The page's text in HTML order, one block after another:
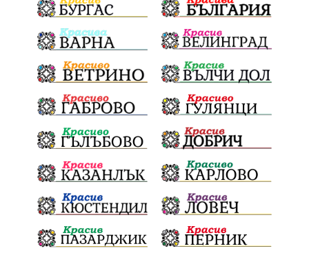
трафик НАП Сияна Акция Пешеходец
убийство археология замърсяване
Издирване заплахи Хераклея Синтика
обществена поръчка Украйна Измама Е79
престъпление Георги Динев Великден 2025
почит Актуално История
Конституционен съд ВиК Стефан Апостолов
Радослав Ревански пострадали МРРБ